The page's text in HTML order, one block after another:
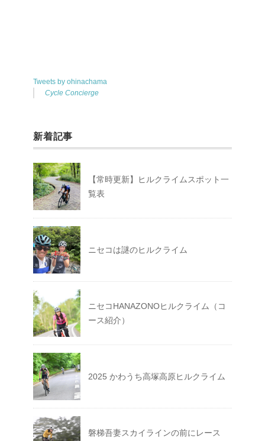
Tweets by ohinachama
Cycle Concierge
新着記事
【常時更新】ヒルクライムスポット一
覧表
ニセコは謎のヒルクライム
ニセコHANAZONOヒルクライム（コ
ース紹介）
2025 かわうち高塚高原ヒルクライム
磐梯吾妻スカイラインの前にレース